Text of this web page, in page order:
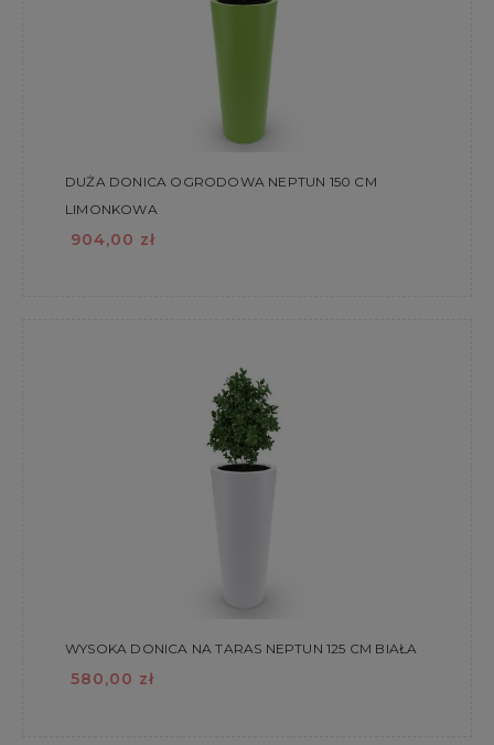
DUŻA DONICA OGRODOWA NEPTUN 150 CM
LIMONKOWA
904,00 zł
WYSOKA DONICA NA TARAS NEPTUN 125 CM BIAŁA
580,00 zł